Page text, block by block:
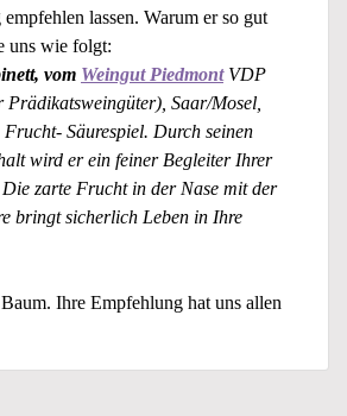
lassen. Warum er so gut
uns wie folgt:
vom Weingut PiedmontVDP
Prädikatsweingüter), Saar/Mosel,
Säurespiel. Durch seinen
wird er ein feiner Begleiter Ihrer
Die zarte Frucht in der Nase mit der
bringt sicherlich Leben in Ihre
Ihre Empfehlung hat uns allen